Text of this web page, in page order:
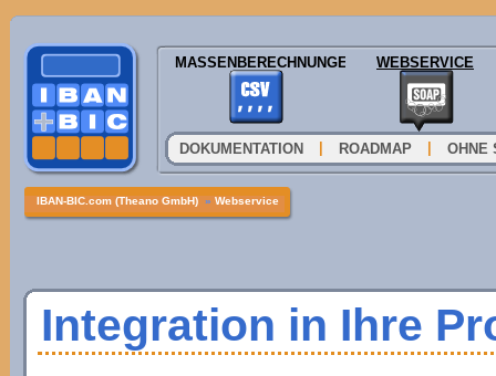
MASSENBERECHNUNGEN WEBSERVICE
DOKUMENTATION ROADMAP OHNE
IBAN-BIC.com (Theano GmbH) » Webservice
Integration in Ihre